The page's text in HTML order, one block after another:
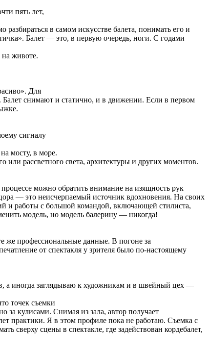
пять лет,
в самом искусстве балета, понимать его и
Балет — это, в первую очередь, ноги. С годами
животе.
Для
Балет снимают и статично, и в движении. Если в первом
сигналу
мосту, в море.
или рассветного света, архитектуры и других моментов.
можно обратить внимание на изящность рук
— это неисчерпаемый источник вдохновения. На своих
и работы с большой командой, включающей стилиста,
модель, но модель балерину — никогда!
же профессиональные данные. В погоне за
от спектакля у зрителя было по-настоящему
а иногда заглядываю к художникам и в швейный цех —
точек съемки
за кулисами. Снимая из зала, автор получает
практики. Я в этом профиле пока не работаю. Съемка с
сверху сцены в спектакле, где задействован кордебалет,